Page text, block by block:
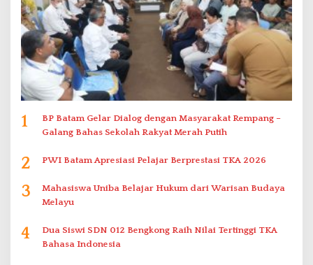
1
BP Batam Gelar Dialog dengan Masyarakat Rempang –
Galang Bahas Sekolah Rakyat Merah Putih
2 PWI Batam Apresiasi Pelajar Berprestasi TKA 2026
3
Mahasiswa Uniba Belajar Hukum dari Warisan Budaya
Melayu
4
Dua Siswi SDN 012 Bengkong Raih Nilai Tertinggi TKA
Bahasa Indonesia